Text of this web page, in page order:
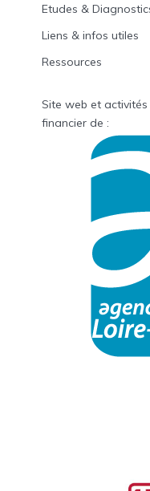
Etudes &
Liens & infos utiles
Ressources
Site web et
financier de :